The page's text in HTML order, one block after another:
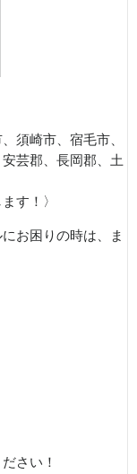
須崎市、宿毛市、
芸郡、長岡郡、土
す！〉
お困りの時は、ま
さい！